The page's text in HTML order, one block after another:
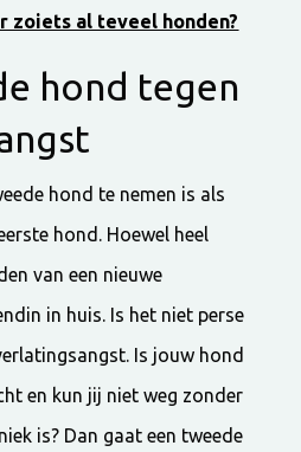
zoiets al teveel honden?
hond tegen
hond te nemen is als
hond. Hoewel heel
van een nieuwe
in huis. Is het niet perse
Is jouw hond
en kun jij niet weg zonder
is? Dan gaat een tweede